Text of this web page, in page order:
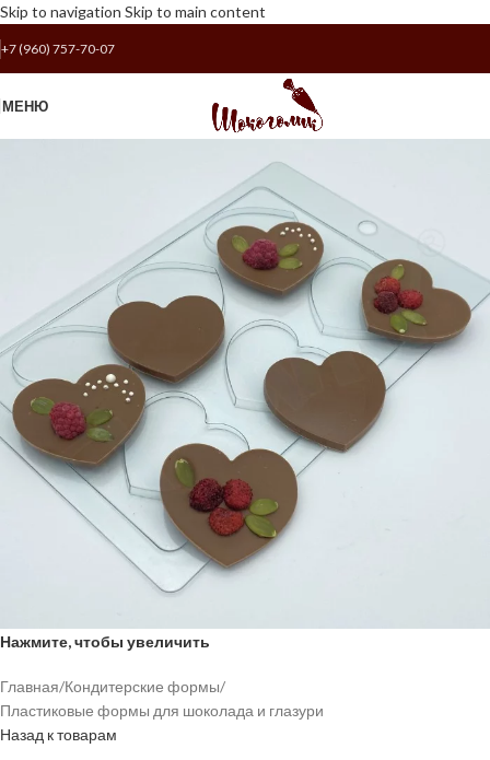
Skip to navigation Skip to main content
+7 (960) 757-70-07
МЕНЮ
Нажмите, чтобы увеличить
Главная/Кондитерские формы/
Пластиковые формы для шоколада и глазури
Назад к товарам